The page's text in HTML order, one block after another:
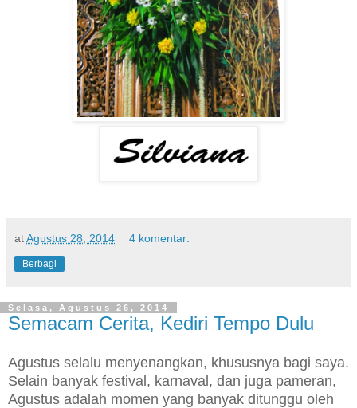
atAgustus 28, 2014 4 komentar:
Berbagi
Selasa, Agustus 26, 2014
Semacam Cerita, Kediri Tempo Dulu
Agustus selalu menyenangkan, khususnya bagi saya.
Selain banyak festival, karnaval, dan juga pameran,
Agustus adalah momen yang banyak ditunggu oleh